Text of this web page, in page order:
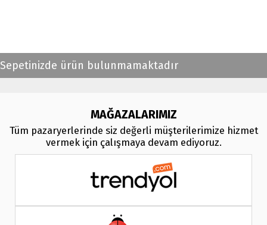
Sepetinizde ürün bulunmamaktadır
MAĞAZALARIMIZ
Tüm pazaryerlerinde siz değerli müşterilerimize hizmet
vermek için çalışmaya devam ediyoruz.